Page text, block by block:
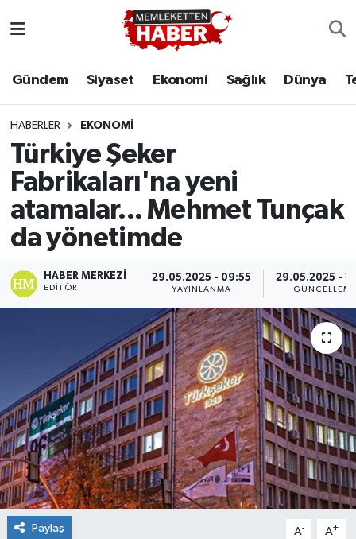
Gündem Siyaset Ekonomi Sağlık Dünya
HABERLER EKONOMI
Türkiye Şeker
Fabrikaları'na yeni
atamalar... Mehmet Tunçak
da yönetimde
HABER MERKEZI
EDITÖR
29.05.2025 - 09:55
YAYINLANMA
29.05.2025 -
Paylaş A- A+